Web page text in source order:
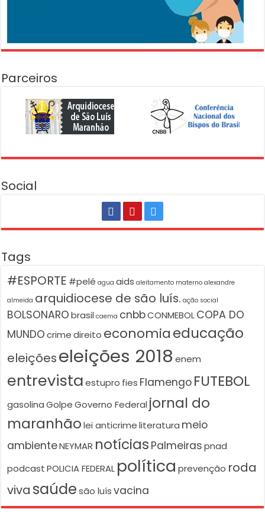
Parceiros
Social
Tags
#ESPORTE #pelé agua aids aleitamento materno alexandre
almeida arquidiocese de são luís. ação social
BOLSONARO brasil caema cnbbCONMEBOLCOPA DO
MUNDO crime direito economiaeducação
eleiçõeseleições 2018 enem
entrevista estupro fies Flamengo FUTEBOL
gasolina Golpe Governo Federal jornal do
maranhão lei anticrime literatura meio
ambienteNEYMAR notícias Palmeiras pnad
podcast POLICIA FEDERAL política prevenção roda
viva saúde são luís vacina